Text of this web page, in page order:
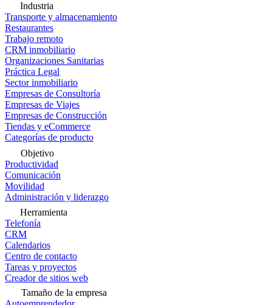
Industria
Transporte y almacenamiento
Restaurantes
Trabajo remoto
CRM inmobiliario
Organizaciones Sanitarias
Práctica Legal
Sector inmobiliario
Empresas de Consultoría
Empresas de Viajes
Empresas de Construcción
Tiendas y eCommerce
Categorías de producto
Objetivo
Productividad
Comunicación
Movilidad
Administración y liderazgo
Herramienta
Telefonía
CRM
Calendarios
Centro de contacto
Tareas y proyectos
Creador de sitios web
Tamaño de la empresa